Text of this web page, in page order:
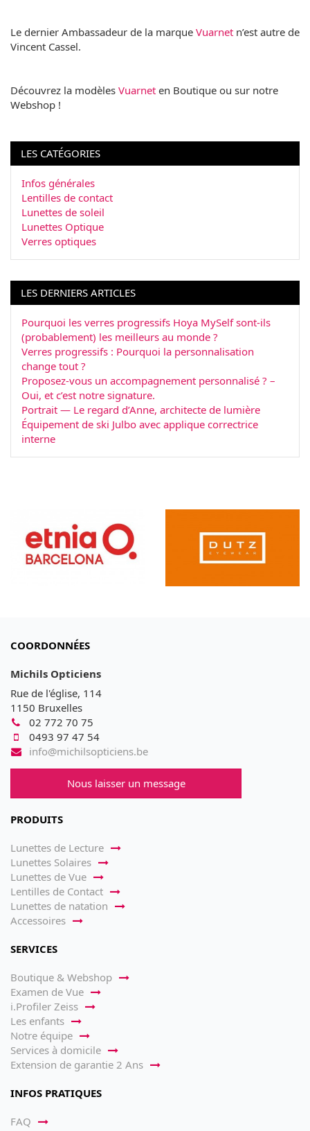
Le dernier Ambassadeur de la marque Vuarnet n’est autre de
Vincent Cassel.
Découvrez la modèles Vuarnet en Boutique ou sur notre
Webshop !
LES CATÉGORIES
Infos générales
Lentilles de contact
Lunettes de soleil
Lunettes Optique
Verres optiques
LES DERNIERS ARTICLES
Pourquoi les verres progressifs Hoya MySelf sont-ils
(probablement) les meilleurs au monde ?
Verres progressifs : Pourquoi la personnalisation
change tout ?
Proposez-vous un accompagnement personnalisé ? –
Oui, et c’est notre signature.
Portrait — Le regard d’Anne, architecte de lumière
Équipement de ski Julbo avec applique correctrice
interne
COORDONNÉES
Michils Opticiens
Rue de l'église, 114
1150 Bruxelles
02 772 70 75
0493 97 47 54
info@michilsopticiens.be
Nous laisser un message
PRODUITS
Lunettes de Lecture
Lunettes Solaires
Lunettes de Vue
Lentilles de Contact
Lunettes de natation
Accessoires
SERVICES
Boutique & Webshop
Examen de Vue
i.Profiler Zeiss
Les enfants
Notre équipe
Services à domicile
Extension de garantie 2 Ans
INFOS PRATIQUES
FAQ